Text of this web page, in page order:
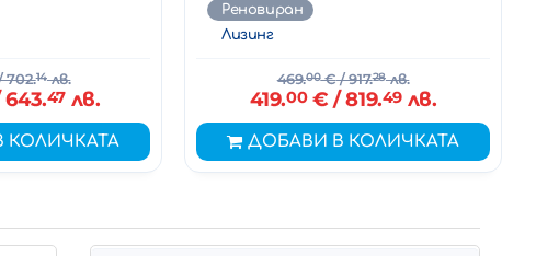
702.14лв.
643.47лв.
КОЛИЧКАТА
Реновиран
Лизинг
469.00€/ 917.28лв.
419.00€ / 819.49лв.
ДОБАВИ В КОЛИЧКАТА